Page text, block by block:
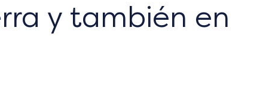
y también en